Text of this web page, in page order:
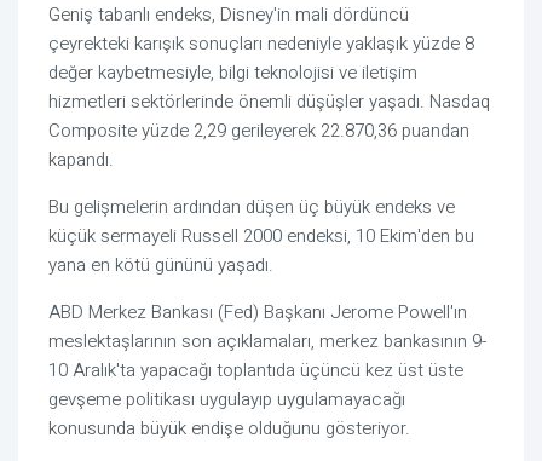
Geniş tabanlı endeks, Disney'in mali dördüncü
çeyrekteki karışık sonuçları nedeniyle yaklaşık yüzde 8
değer kaybetmesiyle, bilgi teknolojisi ve iletişim
hizmetleri sektörlerinde önemli düşüşler yaşadı. Nasdaq
Composite yüzde 2,29 gerileyerek 22.870,36 puandan
kapandı.
Bu gelişmelerin ardından düşen üç büyük endeks ve
küçük sermayeli Russell 2000 endeksi, 10 Ekim'den bu
yana en kötü gününü yaşadı.
ABD Merkez Bankası (Fed) Başkanı Jerome Powell'ın
meslektaşlarının son açıklamaları, merkez bankasının 9-
10 Aralık'ta yapacağı toplantıda üçüncü kez üst üste
gevşeme politikası uygulayıp uygulamayacağı
konusunda büyük endişe olduğunu gösteriyor.